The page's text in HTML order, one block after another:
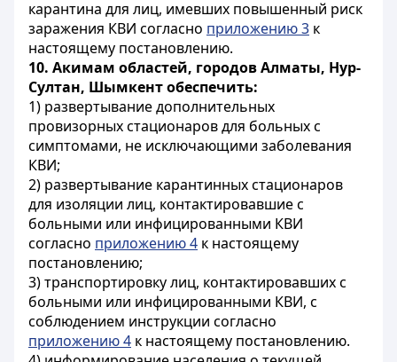
карантина для лиц, имевших повышенный риск
заражения КВИ согласно приложению 3 к
настоящему постановлению.
10. Акимам областей, городов Алматы, Нур-
Султан, Шымкент обеспечить:
1) развертывание дополнительных
провизорных стационаров для больных с
симптомами, не исключающими заболевания
КВИ;
2) развертывание карантинных стационаров
для изоляции лиц, контактировавшие с
больными или инфицированными КВИ
согласно приложению 4 к настоящему
постановлению;
3) транспортировку лиц, контактировавших с
больными или инфицированными КВИ, с
соблюдением инструкции согласно
приложению 4 к настоящему постановлению.